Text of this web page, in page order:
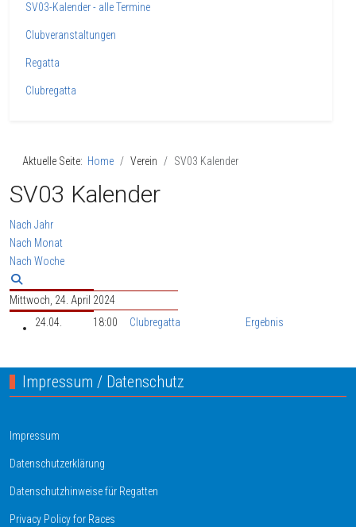
SV03-Kalender - alle Termine
Clubveranstaltungen
Regatta
Clubregatta
Aktuelle Seite: Home Verein SV03 Kalender
SV03 Kalender
Nach Jahr
Nach Monat
Nach Woche
Mittwoch, 24. April 2024
24.04.
18:00 Clubregatta Ergebnis
Impressum / Datenschutz
Impressum
Datenschutzerklärung
Datenschutzhinweise für Regatten
Privacy Policy for Races